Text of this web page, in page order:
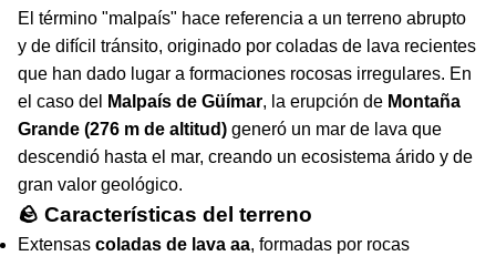
El término "malpaís" hace referencia a un terreno abrupto
y de difícil tránsito, originado por coladas de lava recientes
que han dado lugar a formaciones rocosas irregulares. En
el caso del
Malpaís de Güímar, la erupción de Montaña
Grande (276 m de altitud) generó un mar de lava que
descendió hasta el mar, creando un ecosistema árido y de
gran valor geológico.
🪨 Características del terreno
Extensas coladas de lava aa, formadas por rocas